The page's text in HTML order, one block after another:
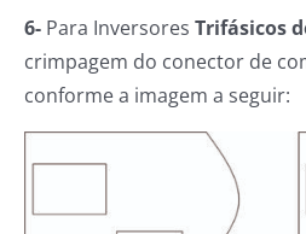
6- Para Inversores Trifásicos
crimpagem do conector de
conforme a imagem a seguir: